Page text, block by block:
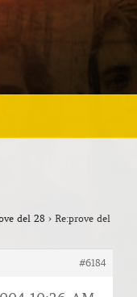
del 28 › Re:prove del
#6184